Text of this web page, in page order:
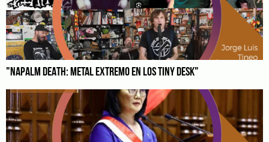
"NAPALM DEATH: METAL EXTREMO EN LOS TINY DESK"